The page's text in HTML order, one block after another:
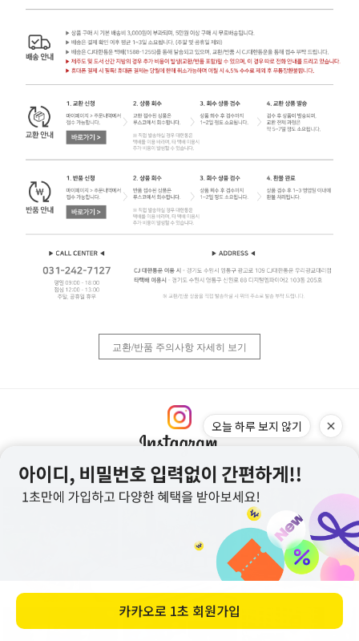
교환/반품 주의사항 자세히 보기
@rusko_hyunjun
오늘 하루 보지 않기
카카오로 1초 회원가입